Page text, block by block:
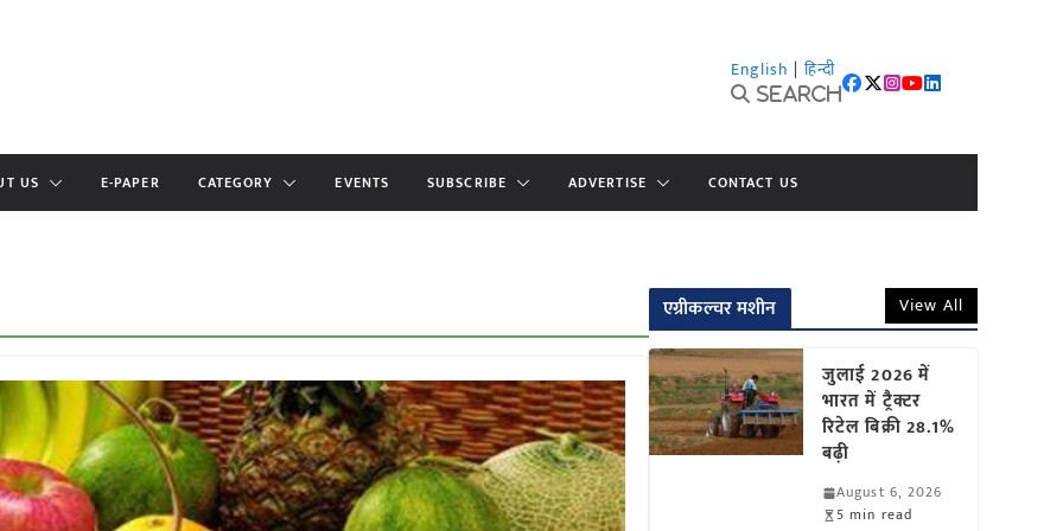
English | हिन्दी
Search
US E-PAPER CATEGORY EVENTS SUBSCRIBE ADVERTISE CONTACT US
एग्रीकल्चर मशीन View All
जुलाई 2026 में
भारत में ट्रैक्टर
रिटेल बिक्री 28.1%
बढ़ी
August 6, 2026
5 min read